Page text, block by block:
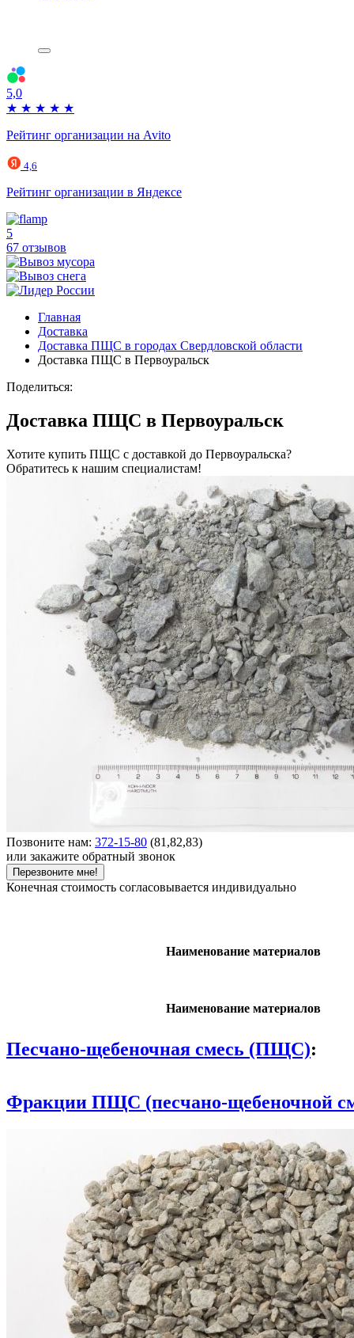
5,0
★ ★ ★ ★ ★
Рейтинг организации на Avito
4,6
Рейтинг организации в Яндексе
5
67 отзывов
Главная
Доставка
Доставка ПЩС в городах Свердловской области
Доставка ПЩС в Первоуральск
Поделиться:
Доставка ПЩС в Первоуральск
Хотите купить ПЩС с доставкой до Первоуральска?
Обратитесь к нашим специалистам!
Позвоните нам: 372-15-80 (81,82,83)
или закажите обратный звонок
Перезвоните мне!
Конечная стоимость согласовывается индивидуально
Наименование материалов
Наименование материалов
Песчано-щебеночная смесь (ПЩС):
Фракции ПЩС (песчано-щебеночной